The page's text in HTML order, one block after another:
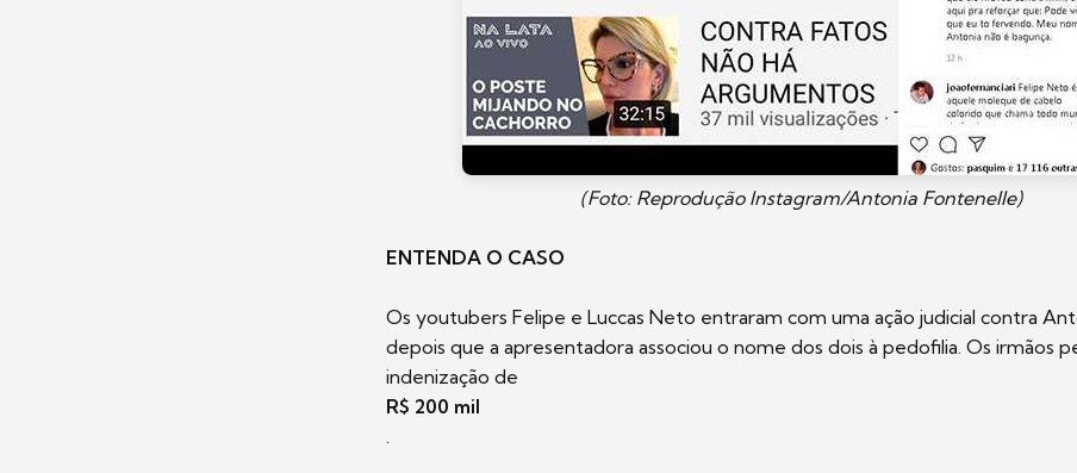
(Foto: Reprodução Instagram/Antonia Fontenelle)
ENTENDA O CASO
Os youtubers Felipe e Luccas Neto entraram com uma ação judicial contra
depois que a apresentadora associou o nome dos dois à pedofilia. Os irmãos
indenização de
R$ 200 mil